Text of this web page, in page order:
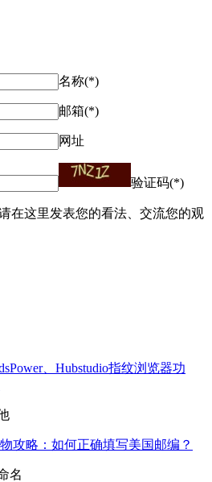
名称(*)
邮箱(*)
网址
验证码(*)
在这里发表您的看法、交流您的观
、Hubstudio指纹浏览器功
攻略：如何正确填写美国邮编？
名